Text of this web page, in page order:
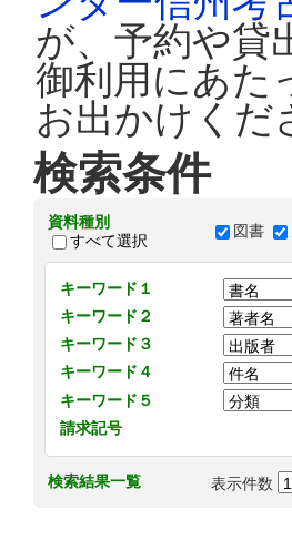
が、予約や貸
御利用にあた
お出かけくだ
検索条件
資料種別
すべて選択
図書
キーワード１
キーワード２
キーワード３
キーワード４
キーワード５
請求記号
検索結果一覧 表示件数